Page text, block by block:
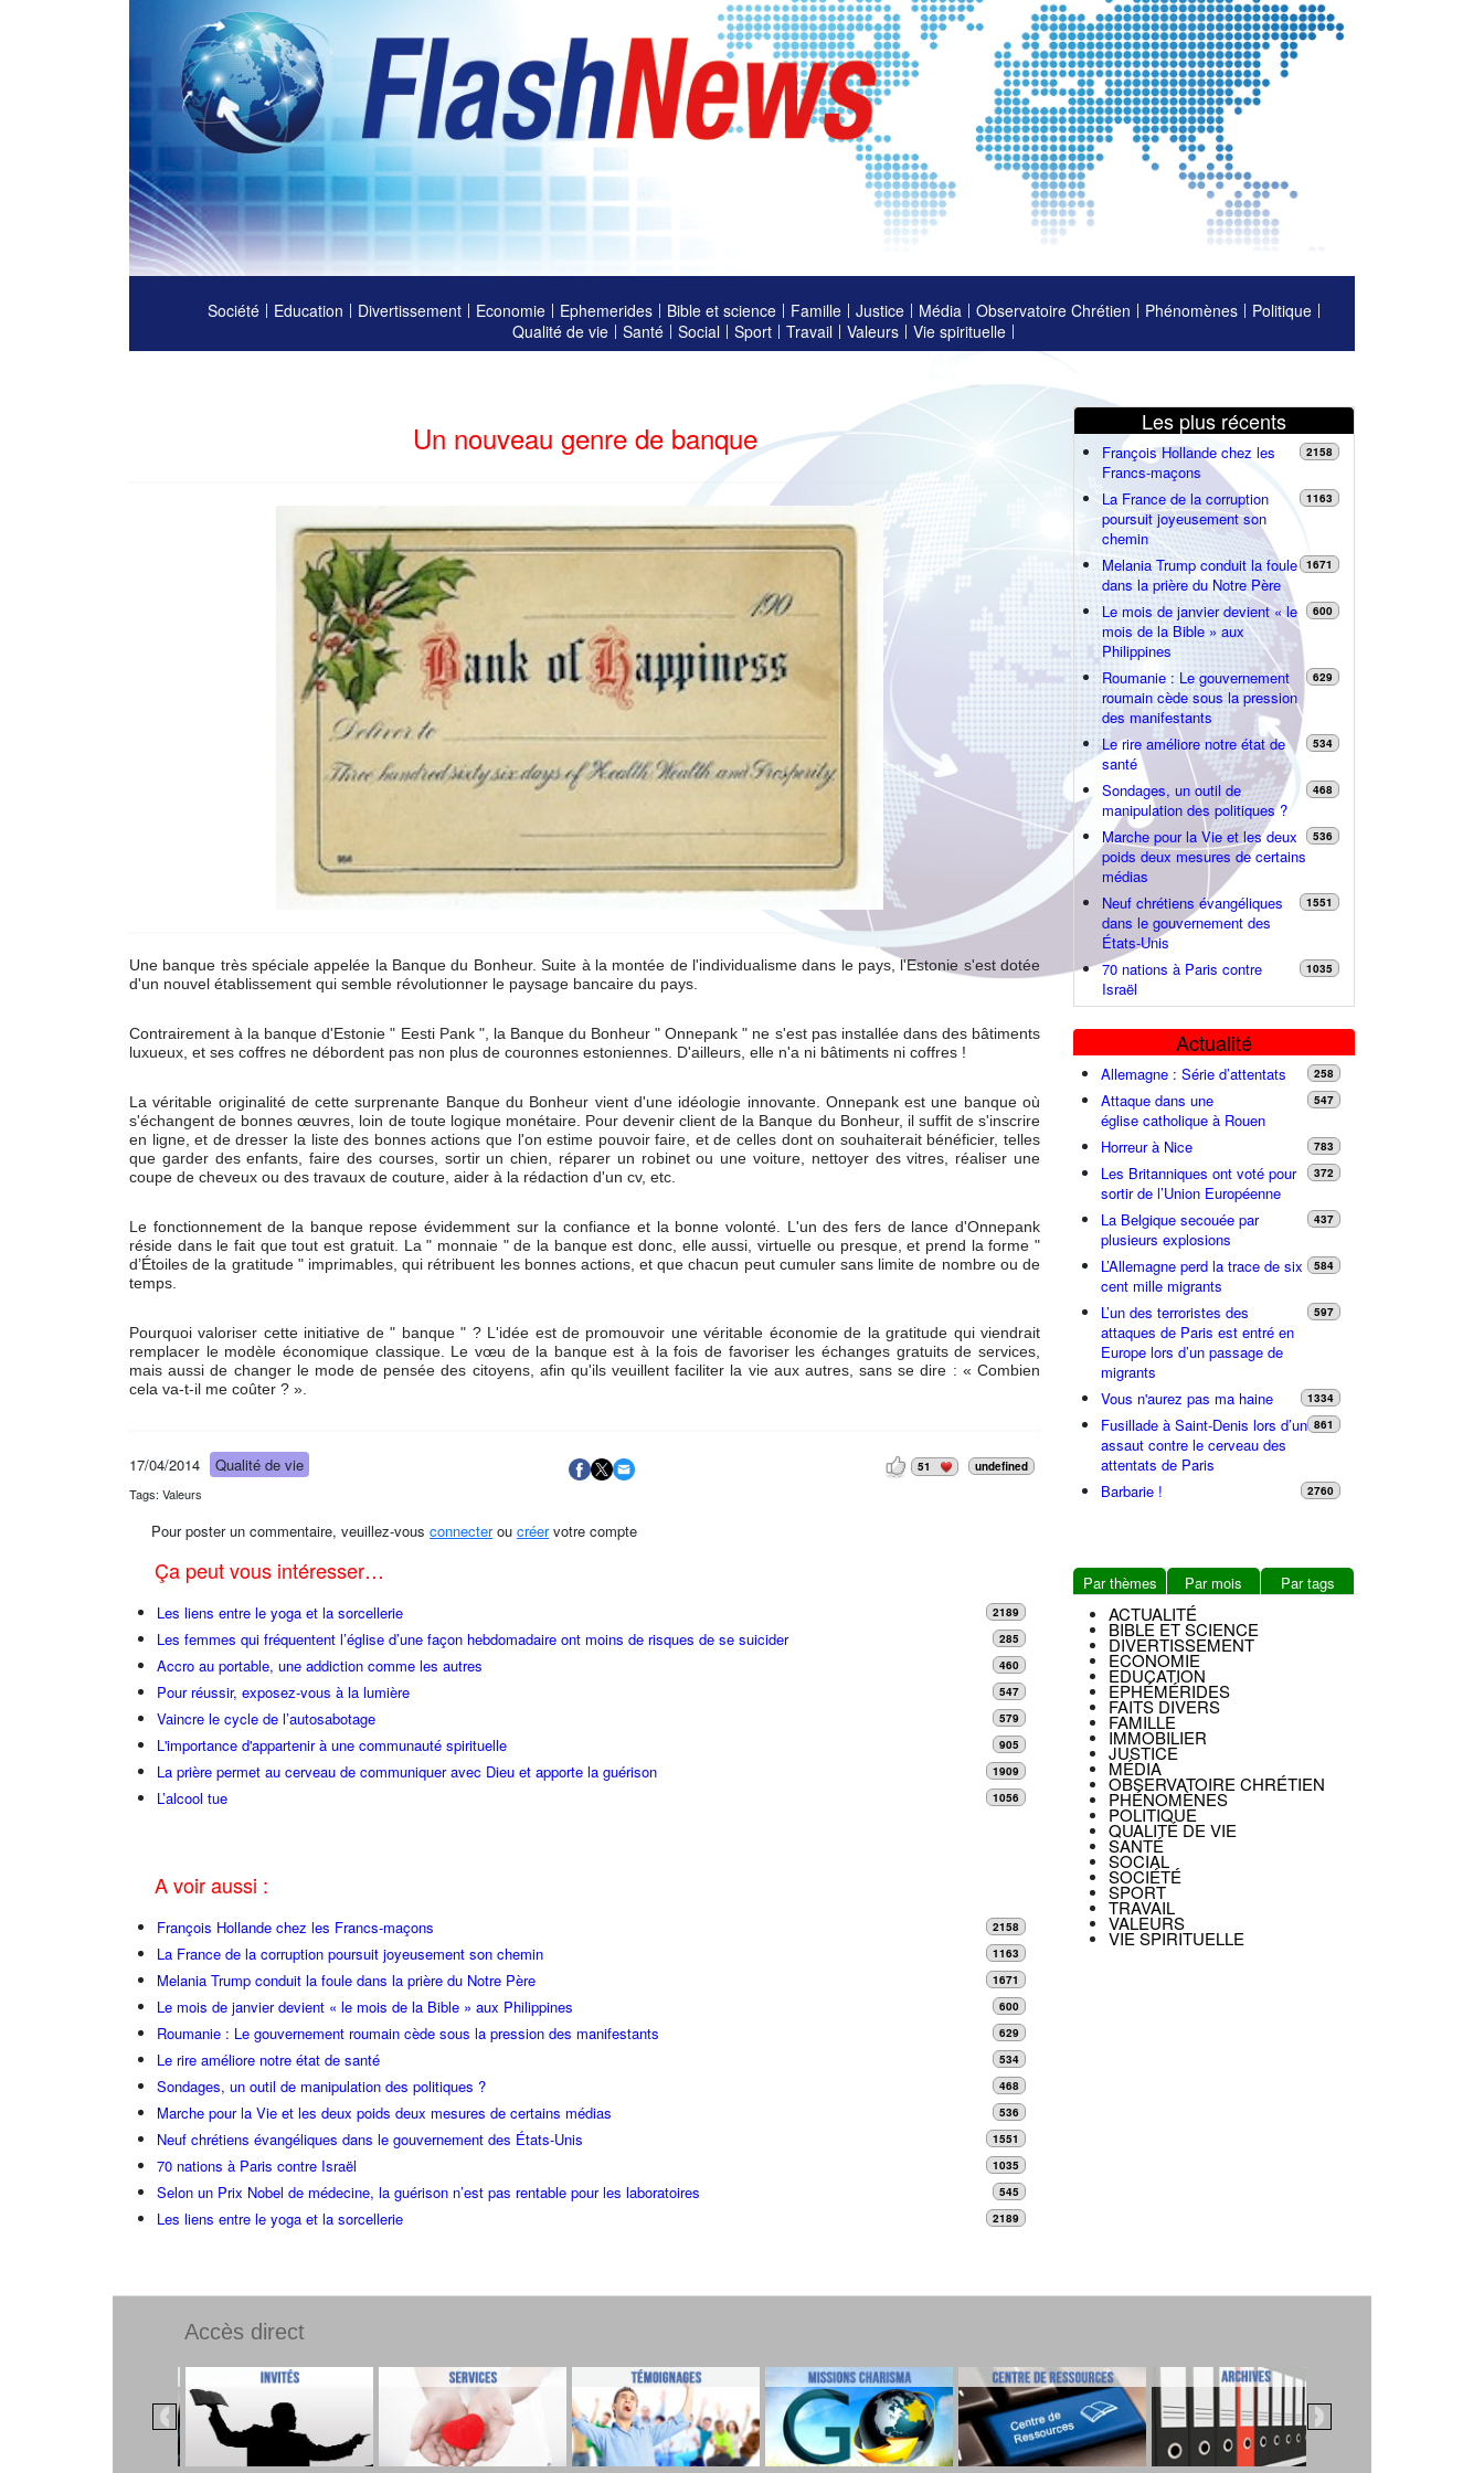
Société Education Divertissement Economie Ephemerides Bible et science Famille Justice Média Observatoire Chrétien Phénomènes
Politique
Qualité de vie
Santé Social Sport Travail Valeurs Vie spirituelle
Un nouveau genre de banque
Une banque très spéciale appelée la Banque du Bonheur. Suite à la montée de l'individualisme dans le pays, l'Estonie s'est dotée
d'un nouvel établissement qui semble révolutionner le paysage bancaire du pays.
Contrairement à la banque d'Estonie " Eesti Pank ", la Banque du Bonheur " Onnepank " ne s'est pas installée dans des bâtiments
luxueux, et ses coffres ne débordent pas non plus de couronnes estoniennes. D'ailleurs, elle n'a ni bâtiments ni coffres !
La véritable originalité de cette surprenante Banque du Bonheur vient d'une idéologie innovante. Onnepank est une banque où
s'échangent de bonnes œuvres, loin de toute logique monétaire. Pour devenir client de la Banque du Bonheur, il suffit de s'inscrire
en ligne, et de dresser la liste des bonnes actions que l'on estime pouvoir faire, et de celles dont on souhaiterait bénéficier, telles
que garder des enfants, faire des courses, sortir un chien, réparer un robinet ou une voiture, nettoyer des vitres, réaliser une
coupe de cheveux ou des travaux de couture, aider à la rédaction d'un cv, etc.
Le fonctionnement de la banque repose évidemment sur la confiance et la bonne volonté. L'un des fers de lance d'Onnepank
réside dans le fait que tout est gratuit. La " monnaie " de la banque est donc, elle aussi, virtuelle ou presque, et prend la forme "
d’Étoiles de la gratitude " imprimables, qui rétribuent les bonnes actions, et que chacun peut cumuler sans limite de nombre ou de
temps.
Pourquoi valoriser cette initiative de " banque " ? L'idée est de promouvoir une véritable économie de la gratitude qui viendrait
remplacer le modèle économique classique. Le vœu de la banque est à la fois de favoriser les échanges gratuits de services,
mais aussi de changer le mode de pensée des citoyens, afin qu'ils veuillent faciliter la vie aux autres, sans se dire : « Combien
cela va-t-il me coûter ? ».
17/04/2014 Qualité de vie 51 undefined
Tags: Valeurs
Pour poster un commentaire, veuillez-vous connecterou créervotre compte
Ça peut vous intéresser…
Les liens entre le yoga et la sorcellerie 2189
Les femmes qui fréquentent l’église d’une façon hebdomadaire ont moins de risques de se suicider 285
Accro au portable, une addiction comme les autres 460
Pour réussir, exposez-vous à la lumière 547
Vaincre le cycle de l’autosabotage 579
L'importance d'appartenir à une communauté spirituelle 905
La prière permet au cerveau de communiquer avec Dieu et apporte la guérison 1909
L’alcool tue 1056
A voir aussi :
François Hollande chez les Francs-maçons 2158
La France de la corruption poursuit joyeusement son chemin 1163
Melania Trump conduit la foule dans la prière du Notre Père 1671
Le mois de janvier devient « le mois de la Bible » aux Philippines 600
Roumanie : Le gouvernement roumain cède sous la pression des manifestants 629
Le rire améliore notre état de santé 534
Sondages, un outil de manipulation des politiques ? 468
Marche pour la Vie et les deux poids deux mesures de certains médias 536
Neuf chrétiens évangéliques dans le gouvernement des États-Unis 1551
70 nations à Paris contre Israël 1035
Selon un Prix Nobel de médecine, la guérison n’est pas rentable pour les laboratoires 545
Les liens entre le yoga et la sorcellerie 2189
Les plus récents
François Hollande chez les
Francs-maçons
2158
La France de la corruption
poursuit joyeusement son
chemin
1163
Melania Trump conduit la foule
dans la prière du Notre Père
1671
Le mois de janvier devient « le
mois de la Bible » aux
Philippines
600
Roumanie : Le gouvernement
roumain cède sous la pression
des manifestants
629
Le rire améliore notre état de
santé
534
Sondages, un outil de
manipulation des politiques ?
468
Marche pour la Vie et les deux
poids deux mesures de certains
médias
536
Neuf chrétiens évangéliques
dans le gouvernement des
États-Unis
1551
70 nations à Paris contre
Israël
1035
Actualité
Allemagne : Série d’attentats 258
Attaque dans une
église catholique à Rouen
547
Horreur à Nice 783
Les Britanniques ont voté pour
sortir de l’Union Européenne
372
La Belgique secouée par
plusieurs explosions
437
L’Allemagne perd la trace de six
cent mille migrants
584
L’un des terroristes des
attaques de Paris est entré en
Europe lors d’un passage de
migrants
597
Vous n'aurez pas ma haine 1334
Fusillade à Saint-Denis lors d’un
assaut contre le cerveau des
attentats de Paris
861
Barbarie ! 2760
Par thèmes Par mois Par tags
ACTUALITÉ
BIBLE ET SCIENCE
DIVERTISSEMENT
ECONOMIE
EDUCATION
EPHÉMÉRIDES
FAITS DIVERS
FAMILLE
IMMOBILIER
JUSTICE
MÉDIA
OBSERVATOIRE CHRÉTIEN
PHÉNOMÈNES
POLITIQUE
QUALITÉ DE VIE
SANTÉ
SOCIAL
SOCIÉTÉ
SPORT
TRAVAIL
VALEURS
VIE SPIRITUELLE
Accès direct